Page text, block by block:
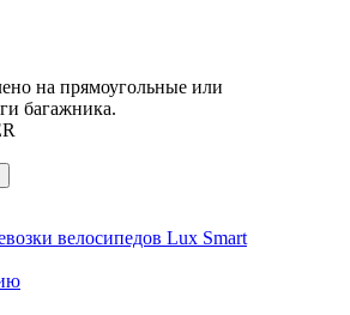
на прямоугольные или
багажника.